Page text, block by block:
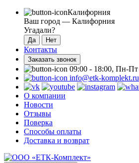
Калифорния
Ваш город — Калифорния
Угадали?
Контакты
Заказать звонок
09:00 - 18:00, Пн-Пт
info@etk-komplekt.ru
О компании
Новости
Отзывы
Поверка
Способы оплаты
Доставка и возврат